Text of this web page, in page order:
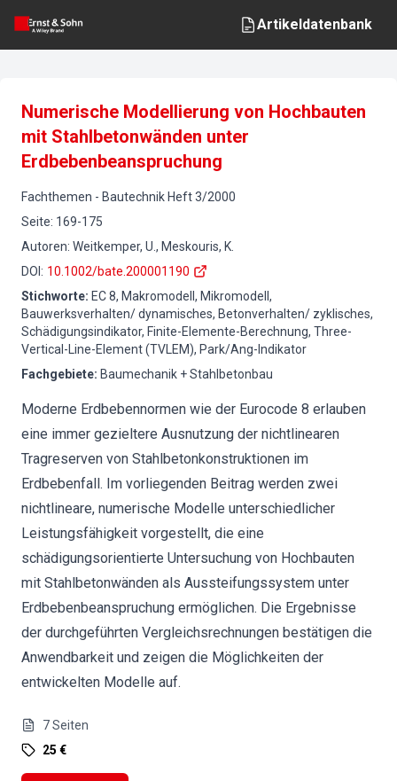
Artikeldatenbank
Numerische Modellierung von Hochbauten
mit Stahlbetonwänden unter
Erdbebenbeanspruchung
Fachthemen - Bautechnik Heft3/2000
Seite: 169-175
Autoren: Weitkemper, U., Meskouris, K.
DOI : 10.1002/bate.200001190
Stichworte: EC 8, Makromodell, Mikromodell,
Bauwerksverhalten/ dynamisches, Betonverhalten/ zyklisches,
Schädigungsindikator, Finite-Elemente-Berechnung, Three-
Vertical-Line-Element (TVLEM), Park/Ang-Indikator
Fachgebiete: Baumechanik + Stahlbetonbau
Moderne Erdbebennormen wie der Eurocode 8 erlauben
eine immer gezieltere Ausnutzung der nichtlinearen
Tragreserven von Stahlbetonkonstruktionen im
Erdbebenfall. Im vorliegenden Beitrag werden zwei
nichtlineare, numerische Modelle unterschiedlicher
Leistungsfähigkeit vorgestellt, die eine
schädigungsorientierte Untersuchung von Hochbauten
mit Stahlbetonwänden als Aussteifungssystem unter
Erdbebenbeanspruchung ermöglichen. Die Ergebnisse
der durchgeführten Vergleichsrechnungen bestätigen die
Anwendbarkeit und zeigen die Möglichkeiten der
entwickelten Modelle auf.
7Seiten
25 €